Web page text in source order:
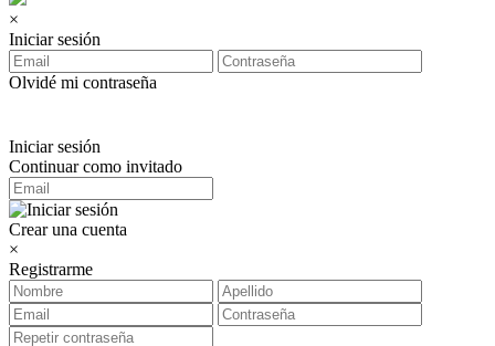
×
Iniciar sesión
Olvidé mi contraseña
Iniciar sesión
Continuar como invitado
Crear una cuenta
×
Registrarme